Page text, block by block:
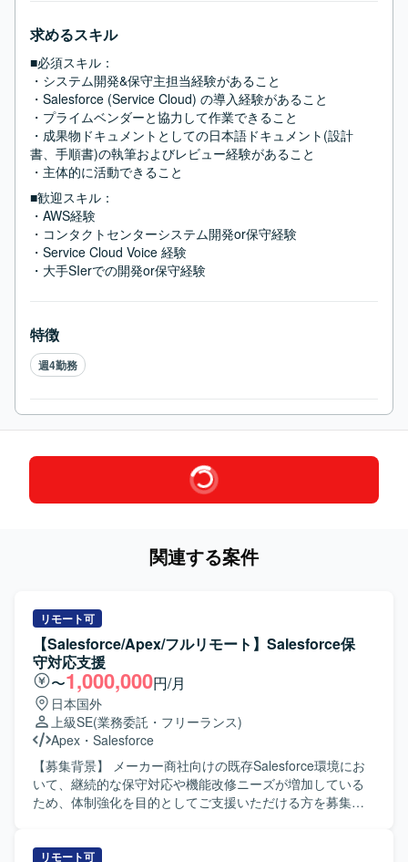
求めるスキル
■必須スキル：
・システム開発&保守主担当経験があること
・Salesforce (Service Cloud) の導入経験があること
・プライムベンダーと協力して作業できること
・成果物ドキュメントとしての日本語ドキュメント(設計
書、手順書)の執筆およびレビュー経験があること
・主体的に活動できること
■歓迎スキル：
・AWS経験
・コンタクトセンターシステム開発or保守経験
・Service Cloud Voice 経験
・大手SIerでの開発or保守経験
特徴
週4勤務
関連する案件
リモート可
【Salesforce/Apex/フルリモート】Salesforce保
守対応支援
〜1,000,000円/月
日本国外
上級SE(業務委託・フリーランス)
Apex ・ Salesforce
【募集背景】 メーカー商社向けの既存Salesforce環境にお
いて、継続的な保守対応や機能改修ニーズが増加している
ため、体制強化を目的としてご支援いただける方を募集し
守対応や問合せ対応を行っていただきます。 ・顧客との週
リモート可